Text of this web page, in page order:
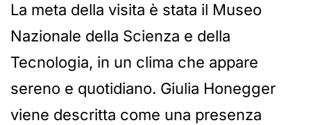
La meta della visita è stata il Museo
Nazionale della Scienza e della
Tecnologia, in un clima che appare
sereno e quotidiano. Giulia Honegger
viene descritta come una presenza